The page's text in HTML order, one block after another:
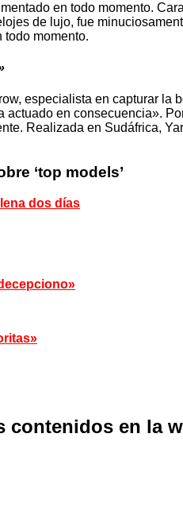
en todo momento.
de lujo, fue
todo momento.
especialista en capturar
en consecuencia».
Realizada en Sudáfrica,
‘top models’
dos días
contenidos en la